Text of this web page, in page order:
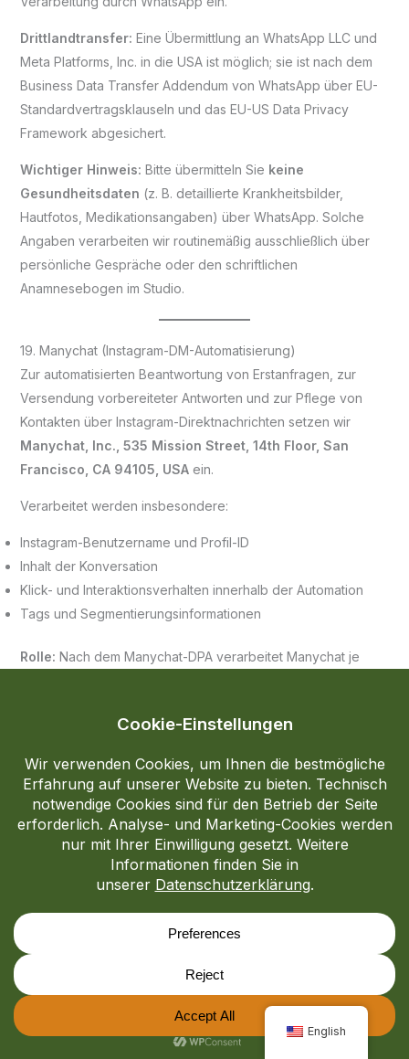
Drittlandtransfer: Eine Übermittlung an WhatsApp LLC und
Meta Platforms, Inc. in die USA ist möglich; sie ist nach dem
Business Data Transfer Addendum von WhatsApp über EU-
Standardvertragsklauseln und das EU-US Data Privacy
Framework abgesichert.
Wichtiger Hinweis: Bitte übermitteln Sie keine
Gesundheitsdaten (z. B. detaillierte Krankheitsbilder,
Hautfotos, Medikationsangaben) über WhatsApp. Solche
Angaben verarbeiten wir routinemäßig ausschließlich über
persönliche Gespräche oder den schriftlichen
Anamnesebogen im Studio.
19. Manychat (Instagram-DM-Automatisierung)
Zur automatisierten Beantwortung von Erstanfragen, zur
Versendung vorbereiteter Antworten und zur Pflege von
Kontakten über Instagram-Direktnachrichten setzen wir
Manychat, Inc., 535 Mission Street, 14th Floor, San
Francisco, CA 94105, USAein.
Verarbeitet werden insbesondere:
Instagram-Benutzername und Profil-ID
Inhalt der Konversation
Klick- und Interaktionsverhalten innerhalb der Automation
Tags und Segmentierungsinformationen
Rolle: Nach dem Manychat-DPA verarbeitet Manychat je
Für die automatisierte Bearbeitung allgemeiner
Direktnachrichten oder Terminanfragen: Art. 6 Abs. 1 lit. b
DSGVO bzw. Art. 6 Abs. 1 lit. f DSGVO.
Für werbliche Follow-up-Strecken, Lead-Magneten oder
sonstige Marketingkommunikation: Art. 6 Abs. 1 lit. a DSGVO
(Einwilligung, z. B. durch aktiven Start der Konversation oder
durch Nutzung eines vordefinierten Triggers).
Important:
Verarbeitung von Gesundheitsdaten eingesetzt.
Die Datenverarbeitung findet in den USA
statt. Wir haben mit Manychat einen
English